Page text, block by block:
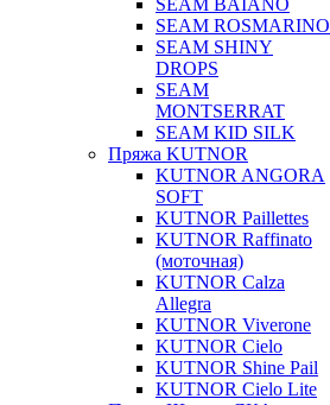
SEAM BAIANO
SEAM ROSMARINO
SEAM SHINY
DROPS
SEAM
MONTSERRAT
SEAM KID SILK
Пряжа KUTNOR
KUTNOR ANGORA
SOFT
KUTNOR Paillettes
KUTNOR Raffinato
(моточная)
KUTNOR Calza
Allegra
KUTNOR Viverone
KUTNOR Cielo
KUTNOR Shine Pail
KUTNOR Cielo Lite